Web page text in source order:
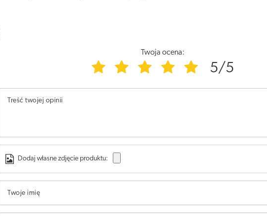
Twoja ocena:
5/5
Treść twojej opinii
Dodaj własne zdjęcie produktu:
Twoje imię